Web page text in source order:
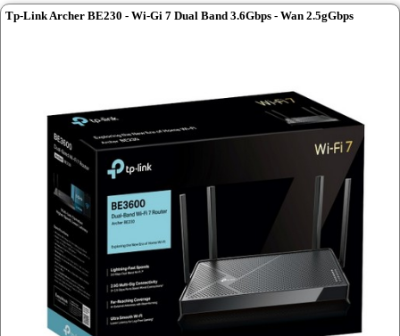
Tp-Link Archer BE230 - Wi-Gi 7 Dual Band 3.6Gbps - Wan 2.5gGbps